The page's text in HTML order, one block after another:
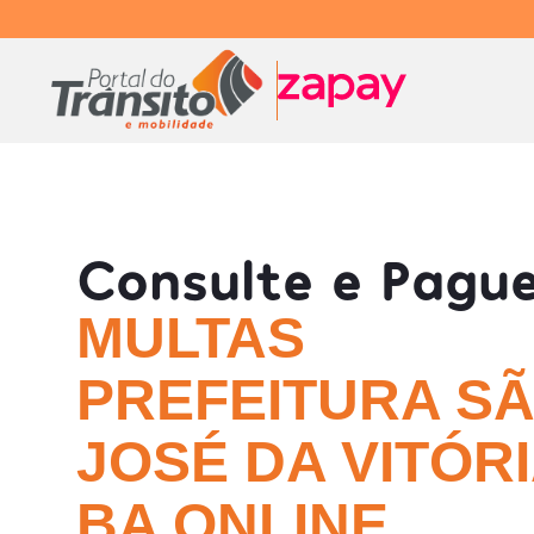
Consulte e
MULTAS
PREFEITURA
JOSÉ DA